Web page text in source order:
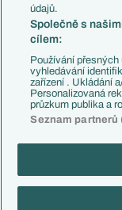
Chelsea FC
Manchester United
AC Milán
Juventus FC
Bayern Mnichov
FC Barcelona
Real Madrid
Copyright © 2001-2026
údajů.
Společně s
cílem:
Používání
vyhledávání
zařízení . Ukládání
Personalizovaná
průzkum publika a
Seznam partnerů